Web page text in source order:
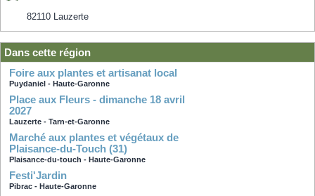
82110 Lauzerte
Dans cette région
Foire aux plantes et artisanat local
Puydaniel - Haute-Garonne
Place aux Fleurs - dimanche 18 avril
2027
Lauzerte - Tarn-et-Garonne
Marché aux plantes et végétaux de
Plaisance-du-Touch (31)
Plaisance-du-touch - Haute-Garonne
Festi'Jardin
Pibrac - Haute-Garonne